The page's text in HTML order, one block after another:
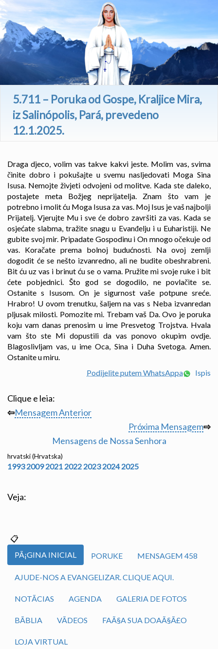
5.711 – Poruka od Gospe, Kraljice Mira,
iz Salinópolis, Pará, prevedeno
12.1.2025.
Draga djeco, volim vas takve kakvi jeste. Molim vas, svima
činite dobro i pokušajte u svemu nasljedovati Moga Sina
Isusa. Nemojte živjeti odvojeni od molitve. Kada ste daleko,
postajete meta Božjeg neprijatelja. Znam što vam je
potrebno i molit ću Moga Isusa za vas. Moj Isus je vaš najbolji
Prijatelj. Vjerujte Mu i sve će dobro završiti za vas. Kada se
osjećate slabma, tražite snagu u Evanđelju i u Euharistiji. Ne
gubite svoj mir. Pripadate Gospodinu i On mnogo očekuje od
vas. Koračate prema bolnoj budućnosti. Na ovoj zemlji
dogodit će se nešto izvanredno, ali ne budite obeshrabreni.
Bit ću uz vas i brinut ću se o vama. Pružite mi svoje ruke i bit
ćete pobjednici. Što god se dogodilo, ne povlačite se.
Ostanite s Isusom. On je sigurnost vaše potpune sreće.
Hrabro! U ovom trenutku, šaljem na vas s Neba izvanredan
pljusak milosti. Pomozite mi. Trebam vaš Da. Ovo je poruka
koju vam danas prenosim u ime Presvetog Trojstva. Hvala
vam što ste Mi dopustili da vas ponovo okupim ovdje.
Blagoslivljam vas, u ime Oca, Sina i Duha Svetoga. Amen.
Ostanite u miru.
Podijelite putem WhatsAppa
Ispis
Clique e leia:
⇦Mensagem Anterior
Próxima Mensagem⇨
Mensagens de Nossa Senhora
hrvatski (Hrvatska)
1993 2009 2021 2022 2023 2024 2025
Veja:
PÃ¡GINA INICIAL PORUKE MENSAGEM 458
AJUDE-NOS A EVANGELIZAR. CLIQUE AQUI.
NOTÃ­CIAS AGENDA GALERIA DE FOTOS
BÃ­BLIA VÃ­DEOS FAÃ§A SUA DOAÃ§Ã£O
LOJA VIRTUAL